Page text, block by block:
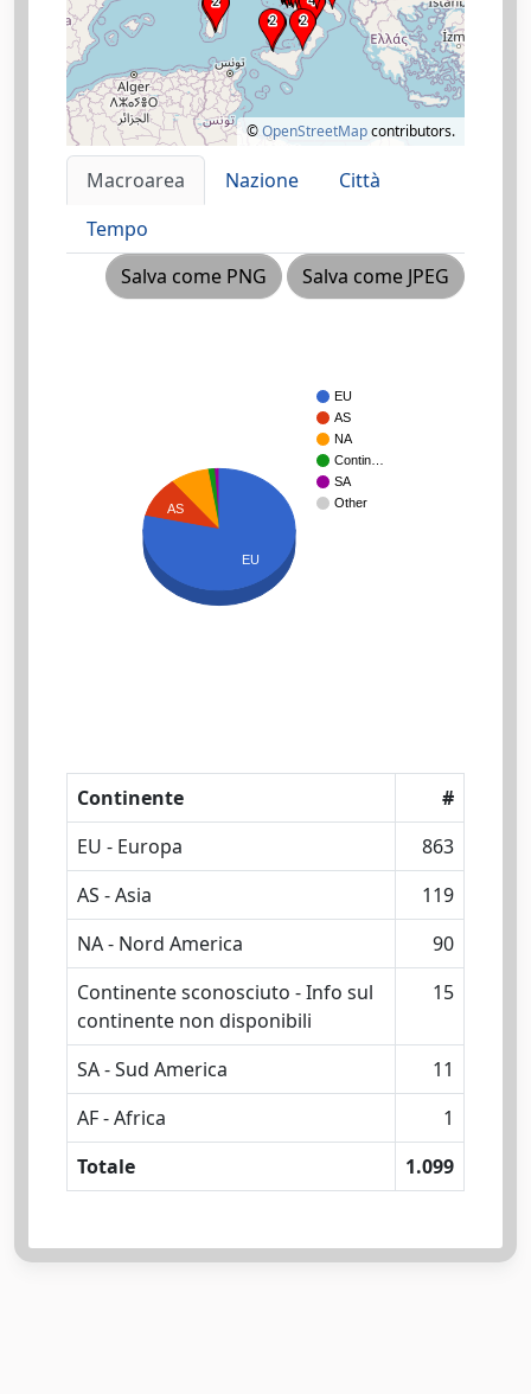
©OpenStreetMapcontributors.
Macroarea Nazione
Città
Tempo
Salva come PNG
Salva come JPEG
EU
AS
NA
Contin…
SA
Other
AS
EU
Continente
#
EU - Europa
863
AS - Asia
119
NA - Nord America
90
Continente sconosciuto - Info sul
continente non disponibili
15
SA - Sud America
11
AF - Africa
1
Totale
1.099